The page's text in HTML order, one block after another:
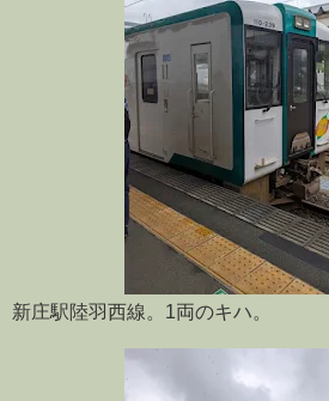
新庄駅陸羽西線。1両のキハ。